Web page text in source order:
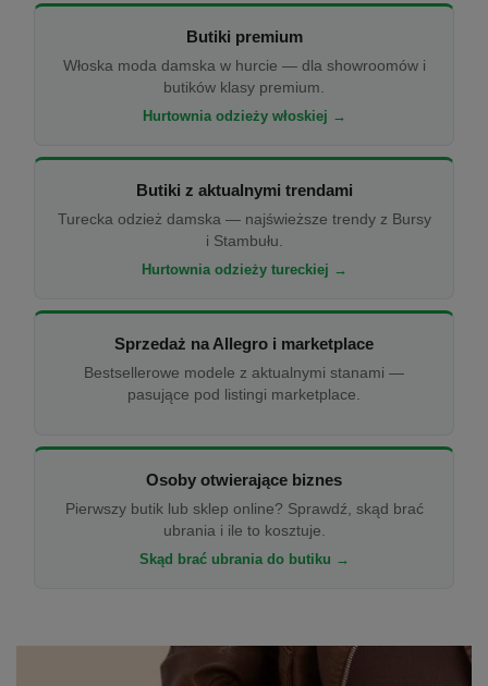
Butiki premium
Włoska moda damska w hurcie — dla showroomów i
butików klasy premium.
Hurtownia odzieży włoskiej →
Butiki z aktualnymi trendami
Turecka odzież damska — najświeższe trendy z Bursy
i Stambułu.
Hurtownia odzieży tureckiej →
Sprzedaż na Allegro i marketplace
Bestsellerowe modele z aktualnymi stanami —
pasujące pod listingi marketplace.
Osoby otwierające biznes
Pierwszy butik lub sklep online? Sprawdź, skąd brać
ubrania i ile to kosztuje.
Skąd brać ubrania do butiku →